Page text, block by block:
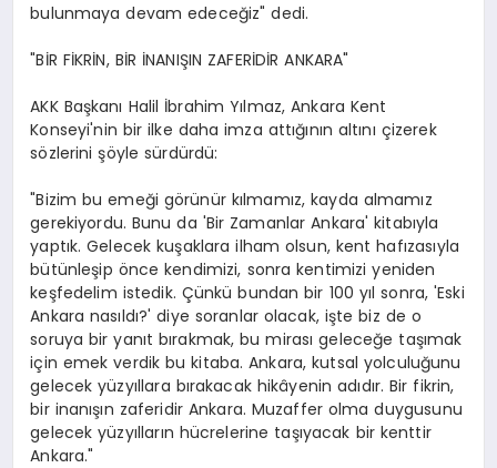
bulunmaya devam edeceğiz" dedi.
"BİR FİKRİN, BİR İNANIŞIN ZAFERİDİR ANKARA"
AKK Başkanı Halil İbrahim Yılmaz, Ankara Kent
Konseyi'nin bir ilke daha imza attığının altını çizerek
sözlerini şöyle sürdürdü:
"Bizim bu emeği görünür kılmamız, kayda almamız
gerekiyordu. Bunu da 'Bir Zamanlar Ankara' kitabıyla
yaptık. Gelecek kuşaklara ilham olsun, kent hafızasıyla
bütünleşip önce kendimizi, sonra kentimizi yeniden
keşfedelim istedik. Çünkü bundan bir 100 yıl sonra, 'Eski
Ankara nasıldı?' diye soranlar olacak, işte biz de o
soruya bir yanıt bırakmak, bu mirası geleceğe taşımak
için emek verdik bu kitaba. Ankara, kutsal yolculuğunu
gelecek yüzyıllara bırakacak hikâyenin adıdır. Bir fikrin,
bir inanışın zaferidir Ankara. Muzaffer olma duygusunu
gelecek yüzyılların hücrelerine taşıyacak bir kenttir
Ankara."